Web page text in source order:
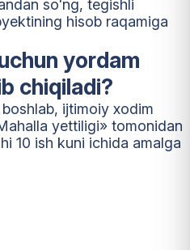
soʻng, tegishli
hisob raqamiga
yordam
chiqiladi?
ijtimoiy xodim
yettiligi» tomonidan
10 ish kuni ichida amalga